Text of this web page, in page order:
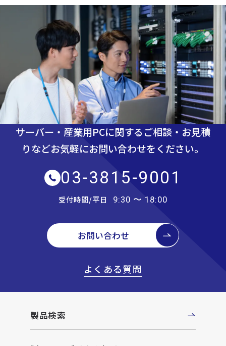
サーバー・産業用PCに関するご相談・お見積
りなどお気軽にお問い合わせをください。
03-3815-9001
受付時間/平日 9:30 〜 18:00
お問い合わせ
よくある質問
製品検索